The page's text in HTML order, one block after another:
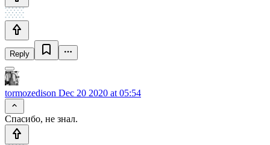
Reply
tormozedison Dec 20 2020 at 05:54
Спасибо, не знал.